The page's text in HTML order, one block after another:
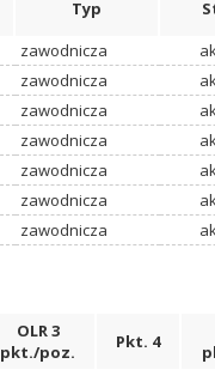
Typ
zawodnicza
zawodnicza
zawodnicza
zawodnicza
zawodnicza
zawodnicza
zawodnicza
OLR 3
pkt./poz.
Pkt. 4